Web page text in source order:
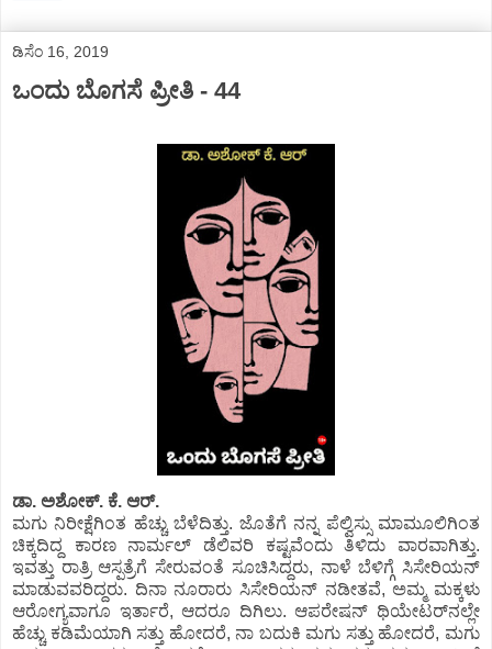
ಡಿಸೆಂ 16, 2019
ಒಂದು ಬೊಗಸೆ ಪ್ರೀತಿ - 44
ಡಾ. ಅಶೋಕ್.‌ ಕೆ. ಆರ್.‌
ಮಗು ನಿರೀಕ್ಷೆಗಿಂತ ಹೆಚ್ಚು ಬೆಳೆದಿತ್ತು. ಜೊತೆಗೆ ನನ್ನ ಪೆಲ್ವಿಸ್ಸು ಮಾಮೂಲಿಗಿಂತ
ಚಿಕ್ಕದಿದ್ದ ಕಾರಣ ನಾರ್ಮಲ್‌ ಡೆಲಿವರಿ ಕಷ್ಟವೆಂದು ತಿಳಿದು ವಾರವಾಗಿತ್ತು.
ಇವತ್ತು ರಾತ್ರಿ ಆಸ್ಪತ್ರೆಗೆ ಸೇರುವಂತೆ ಸೂಚಿಸಿದ್ದರು, ನಾಳೆ ಬೆಳಿಗ್ಗೆ ಸಿಸೇರಿಯನ್‌
ಮಾಡುವವರಿದ್ದರು. ದಿನಾ ನೂರಾರು ಸಿಸೇರಿಯನ್‌ ನಡೀತವೆ, ಅಮ್ಮ ಮಕ್ಕಳು
ಆರೋಗ್ಯವಾಗೂ ಇರ್ತಾರೆ, ಆದರೂ ದಿಗಿಲು. ಆಪರೇಷನ್‌ ಥಿಯೇಟರ್‌ನಲ್ಲೇ
ಹೆಚ್ಚು ಕಡಿಮೆಯಾಗಿ ಸತ್ತು ಹೋದರೆ, ನಾ ಬದುಕಿ ಮಗು ಸತ್ತು ಹೋದರೆ, ಮಗು